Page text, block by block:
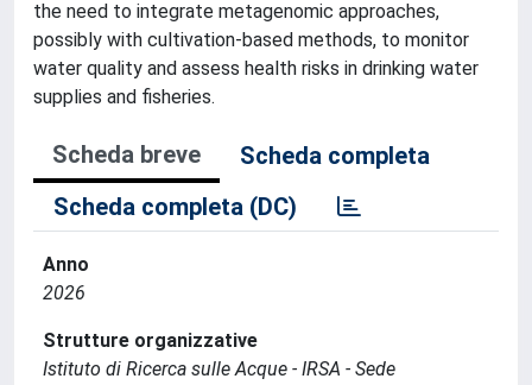
the need to integrate metagenomic approaches,
possibly with cultivation-based methods, to monitor
water quality and assess health risks in drinking water
supplies and fisheries.
Scheda breve
Scheda completa
Scheda completa (DC)
Anno
2026
Strutture organizzative
Istituto di Ricerca sulle Acque - IRSA - Sede